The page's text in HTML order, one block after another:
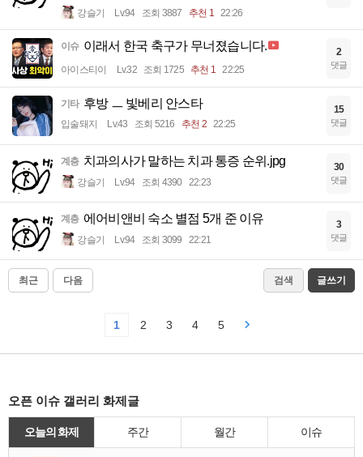
강슬기 Lv.94 조회 3887 추천 1 22:26
이슈 이래서 한국 축구가 무너졌습니다.
아이스티이 Lv.32 조회 1725 추천 1 22:25
2
댓글
기타 후방 ㅡ 빛베리 안스타
입술돼지 Lv.43 조회 5216 추천 2 22:25
15
댓글
계층 치과의사가 말하는 치과 통증 순위.jpg
강슬기 Lv.94 조회 4390 22:23
30
댓글
계층 에어비앤비 숙소 별점 5개 준 이유
강슬기 Lv.94 조회 3099 22:21
3
댓글
최근 다음 검색 글쓰기
1 2 3 4 5
오픈 이슈 갤러리 화제글
오늘의 화제 주간 월간 이슈